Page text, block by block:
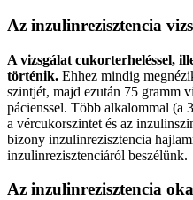
Az inzulinrezisztencia
A vizsgálat cukorterheléssel,
történik. Ehhez mindig
szintjét, majd ezután 75 gramm
pácienssel. Több alkalommal (a
a vércukorszintet és az
bizony inzulinrezisztencia
inzulinrezisztenciáról beszélünk.
Az inzulinrezisztencia